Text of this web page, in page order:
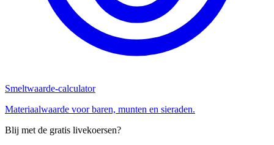
Smeltwaarde-calculator
Materiaalwaarde voor baren, munten en sieraden.
Blij met de gratis livekoersen?